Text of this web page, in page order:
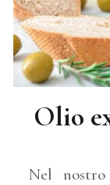
Olio
Nel